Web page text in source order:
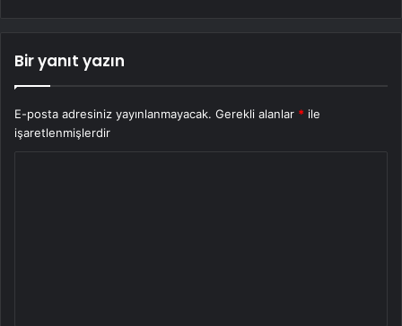
Bir yanıt yazın
E-posta adresiniz yayınlanmayacak. Gerekli alanlar * ile
işaretlenmişlerdir